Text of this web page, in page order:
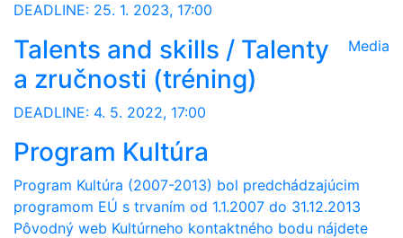
DEADLINE: 25. 1. 2023, 17:00
Talents and skills / Talenty
a zručnosti (tréning)
DEADLINE: 4. 5. 2022, 17:00
Media
Program Kultúra
Program Kultúra (2007-2013) bol predchádzajúcim
programom EÚ s trvaním od 1.1.2007 do 31.12.2013
Pôvodný web Kultúrneho kontaktného bodu nájdete